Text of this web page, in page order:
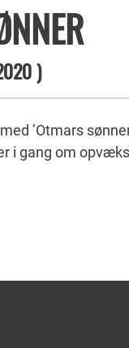
)
’Otmars
i gang om